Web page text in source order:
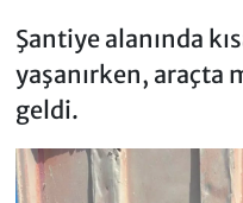
Şantiye alanında
yaşanırken, araçta
geldi.